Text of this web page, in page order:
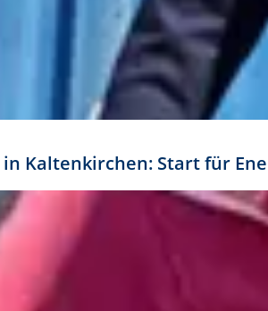
Kaltenkirchen: Start für